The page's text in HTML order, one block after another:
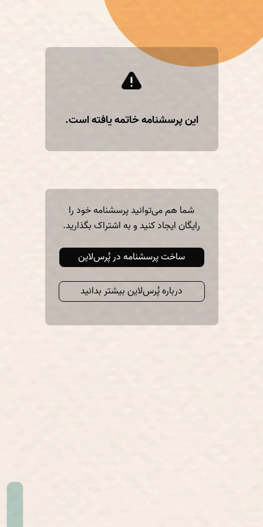
این پرسشنامه خاتمه‌ یافته است.
شما هم می‌توانید پرسشنامه خود را
رایگان ایجاد کنید و به اشتراک بگذارید.
ساخت پرسشنامه در پُرس‌لاین
درباره پُرس‌لاین بیشتر بدانید